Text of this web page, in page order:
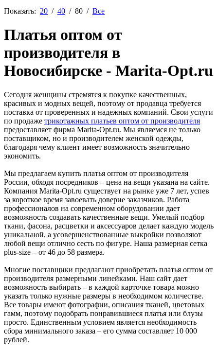
Показать: 20 / 40 / 80 / Все
Платья оптом от
производителя в
Новосибирске - Marita-Opt.ru
Сегодня женщины стремятся к покупке качественных,
красивых и модных вещей, поэтому от продавца требуется
поставка от проверенных и надежных компаний. Свои услуги
по продаже трикотажных платьев оптом от производителя
предоставляет фирма Marita-Opt.ru. Мы являемся не только
поставщиком, но и производителем женской одежды,
благодаря чему клиент имеет возможность значительно
экономить.
Мы предлагаем купить платья оптом от производителя
России, обходя посредников – цена на вещи указана на сайте.
Компания Marita-Opt.ru существует на рынке уже 7 лет, успев
за короткое время завоевать доверие заказчиков. Работа
профессионалов на современном оборудовании дает
возможность создавать качественные вещи. Умелый подбор
ткани, фасона, расцветки и аксессуаров делает каждую модель
уникальной, а усовершенствованные выкройки позволяют
любой вещи отлично сесть по фигуре. Наша размерная сетка
plus-size – от 46 до 58 размера.
Многие поставщики предлагают приобретать платья оптом от
производителя размерными линейками. Наш сайт дает
возможность выбирать – в каждой карточке товара можно
указать только нужные размеры в необходимом количестве.
Все товары имеют фотографии, описания тканей, цветовых
гамм, поэтому подобрать понравившиеся платья или блузы
просто. Единственным условием является необходимость
сбора минимального заказа – его сумма составляет 10 000
рублей.